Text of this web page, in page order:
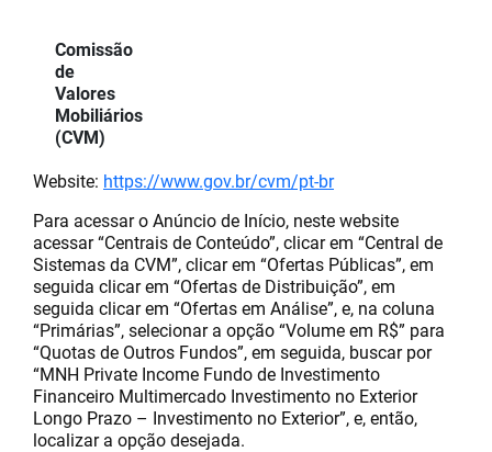
Comissão
de
Valores
Mobiliários
(CVM)
Website: https://www.gov.br/cvm/pt-br
Para acessar o Anúncio de Início, neste website
acessar “Centrais de Conteúdo”, clicar em “Central de
Sistemas da CVM”, clicar em “Ofertas Públicas”, em
seguida clicar em “Ofertas de Distribuição”, em
seguida clicar em “Ofertas em Análise”, e, na coluna
“Primárias”, selecionar a opção “Volume em R$” para
“Quotas de Outros Fundos”, em seguida, buscar por
“MNH Private Income Fundo de Investimento
Financeiro Multimercado Investimento no Exterior
Longo Prazo – Investimento no Exterior”, e, então,
localizar a opção desejada.